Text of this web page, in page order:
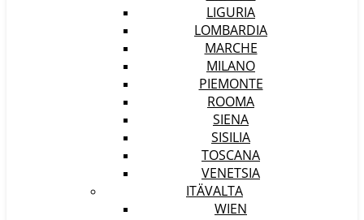
LIGURIA
LOMBARDIA
MARCHE
MILANO
PIEMONTE
ROOMA
SIENA
SISILIA
TOSCANA
VENETSIA
ITÄVALTA
WIEN